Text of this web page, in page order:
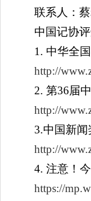
联系人：蔡
中国记协
1. 中华全
http://
2. 第36届
http://
3.中国新
http://
4. 注意！
https://